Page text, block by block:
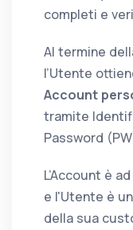
completi e
Al termine
l’Utente
Account
tramite
Password
L’Account è
e l'Utente è
della sua